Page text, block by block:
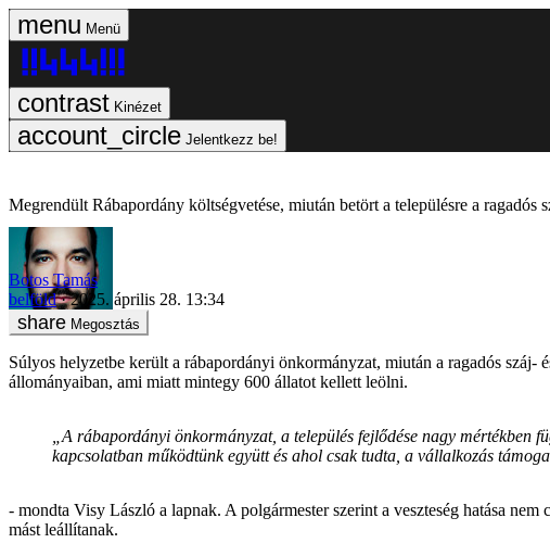
Menü
Kinézet
Jelentkezz be!
Megrendült Rábapordány költségvetése, miután betört a településre a ragadós
Botos Tamás
belföld
2025. április 28. 13:34
Megosztás
Súlyos helyzetbe került a rábapordányi önkormányzat, miután a ragadós száj-
állományaiban, ami miatt mintegy 600 állatot kellett leölni.
„A rábapordányi önkormányzat, a település fejlődése nagy
kapcsolatban működtünk együtt és ahol csak tudta, a vállalkozás
- mondta Visy László a lapnak. A polgármester szerint a veszteség hatása
mást leállítanak.